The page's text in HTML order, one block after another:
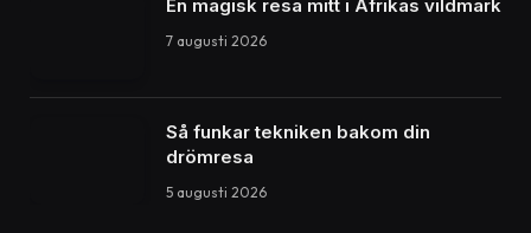
Musikvärlden: Utforska den
fantastiska världen av pop och
soloartister
Popmusik är en av de mest populära genreerna i